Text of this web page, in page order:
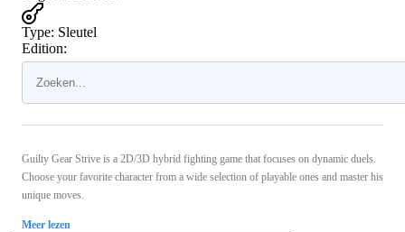
Type: Sleutel
Edition:
Guilty Gear Strive is a 2D/3D hybrid fighting game that focuses on dynamic duels.
Choose your favorite character from a wide selection of playable ones and master his
unique moves.
Meer lezen